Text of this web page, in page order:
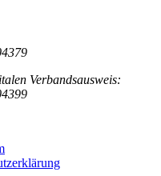
Verbandsausweis: